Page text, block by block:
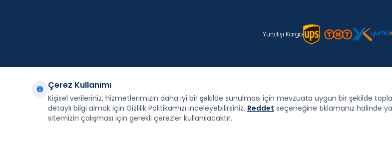
Yurtdışı Kargo
Facebook
X İnstagram
YoutubePinterest
Çerez Kullanımı
Kişisel verileriniz, hizmetlerimizin daha iyi bir şekilde sunulması için mevzuata uygun bir şekilde
detaylı bilgi almak için Gizlilik Politikamızı inceleyebilirsiniz. Reddet seçeneğine tıklamanız halinde
sitemizin çalışması için gerekli çerezler kullanılacaktır.